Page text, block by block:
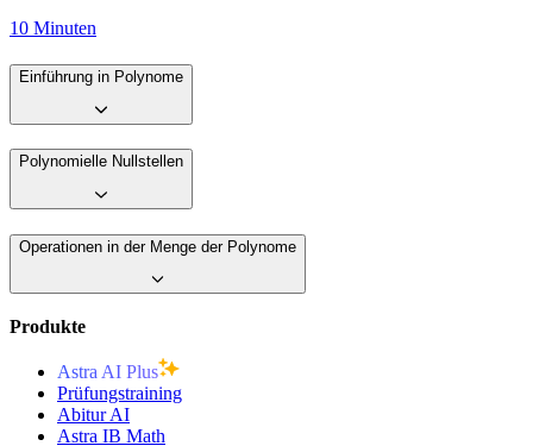
10 Minuten
Einführung in Polynome
Polynomielle Nullstellen
Operationen in der Menge der Polynome
Produkte
Astra AI Plus
Prüfungstraining
Abitur AI
Astra IB Math